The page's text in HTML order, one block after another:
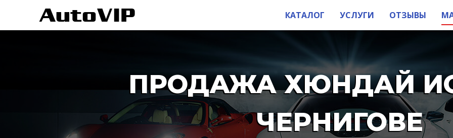
КАТАЛОГ УСЛУГИ ОТЗЫВЫ
ПРОДАЖА ХЮНДАЙ
ЧЕРНИГОВЕ